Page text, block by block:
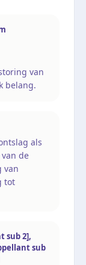
van
belang.
als
de
van
tot
sub 2],
sub